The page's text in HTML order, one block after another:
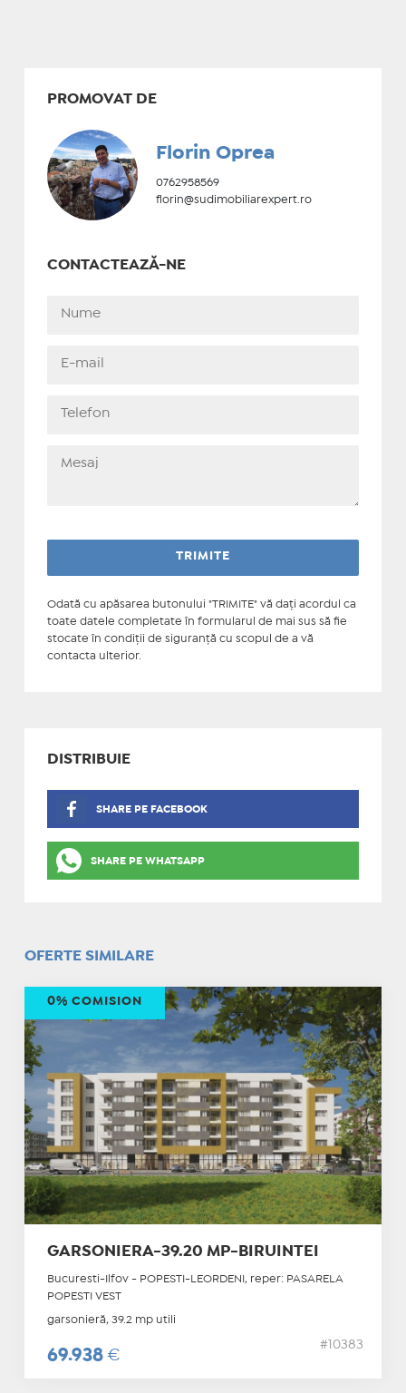
PROMOVAT DE
Florin Oprea
0762958569
florin@sudimobiliarexpert.ro
CONTACTEAZĂ-NE
Odată cu apăsarea butonului "TRIMITE" vă daţi acordul ca
toate datele completate în formularul de mai sus să fie
stocate în condiţii de siguranţă cu scopul de a vă
contacta ulterior.
DISTRIBUIE
SHARE PE FACEBOOK
SHARE PE WHATSAPP
OFERTE SIMILARE
GARSONIERA-39.20 MP-BIRUINTEI
Bucuresti-Ilfov - POPESTI-LEORDENI, reper: PASARELA
POPESTI VEST
garsonieră, 39.2 mp utili
69.938 €
#10383
0% COMISION